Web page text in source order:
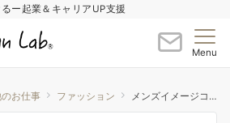
ー起業＆キャリアUP支援
Menu
お仕事 ファッション メンズイメージコンサルティング